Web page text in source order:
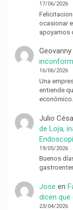
17/06/2026
ocasionar
apoyamos
16/06/2026
Una
entiende
Julio
de Loja,
19/05/2026
Buenos
Jose en
dicen que
23/04/2026